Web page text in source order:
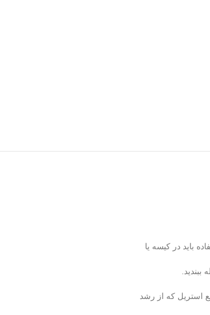
باید در کیسه یا
استریل که از رشد